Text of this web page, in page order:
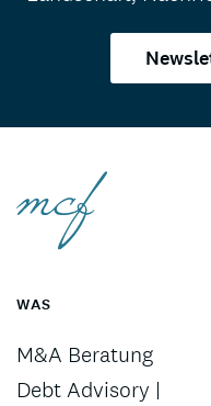
WAS
M&A Beratung
Debt Advisory |